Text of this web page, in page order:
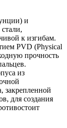
и
к изгибам.
PVD (Physical
прочность
из
закрепленной
для создания